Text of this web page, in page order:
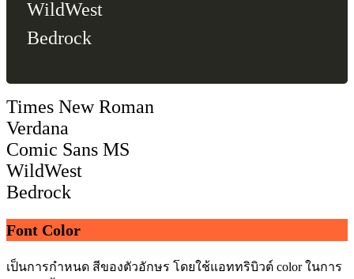
WildWest
Bedrock
Times New Roman
Verdana
Comic Sans MS
WildWest
Bedrock
Font Color
เป็นการกำหนด สีของตัวอักษร โดยใช้แอททริบิวต์ color ในการ